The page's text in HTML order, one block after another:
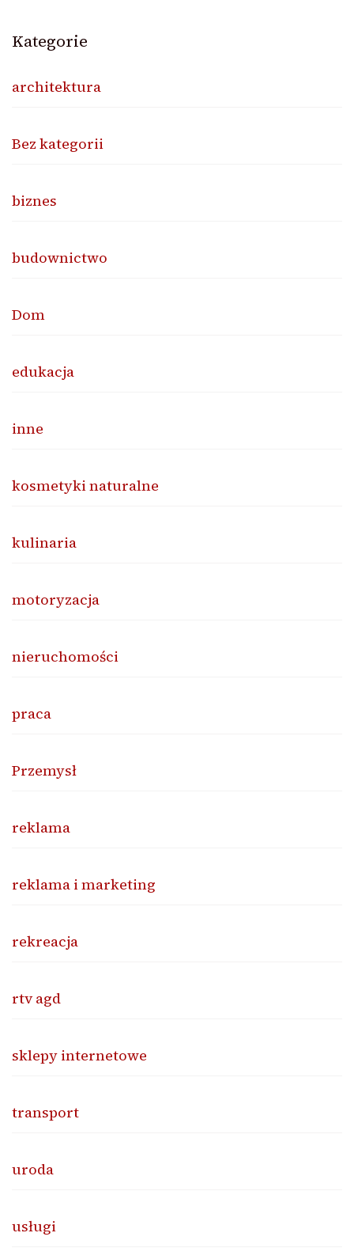
Kategorie
architektura
Bez kategorii
biznes
budownictwo
Dom
edukacja
inne
kosmetyki naturalne
kulinaria
motoryzacja
nieruchomości
praca
Przemysł
reklama
reklama i marketing
rekreacja
rtv agd
sklepy internetowe
transport
uroda
usługi